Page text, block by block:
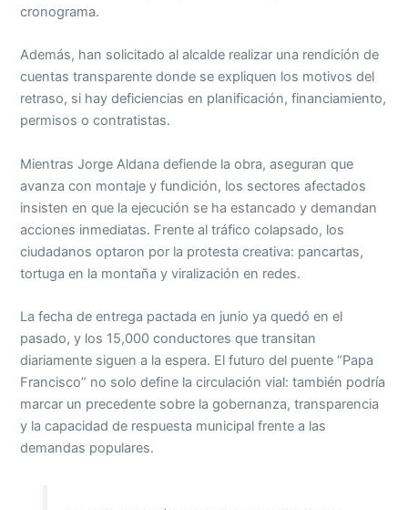
cronograma.
Además, han solicitado al alcalde realizar una rendición de
cuentas transparente donde se expliquen los motivos del
retraso, si hay deficiencias en planificación, financiamiento,
permisos o contratistas.
Mientras Jorge Aldana defiende la obra, aseguran que
avanza con montaje y fundición, los sectores afectados
insisten en que la ejecución se ha estancado y demandan
acciones inmediatas. Frente al tráfico colapsado, los
ciudadanos optaron por la protesta creativa: pancartas,
tortuga en la montaña y viralización en redes.
La fecha de entrega pactada en junio ya quedó en el
pasado, y los 15,000 conductores que transitan
diariamente siguen a la espera. El futuro del puente “Papa
Francisco” no solo define la circulación vial: también podría
marcar un precedente sobre la gobernanza, transparencia
y la capacidad de respuesta municipal frente a las
demandas populares.